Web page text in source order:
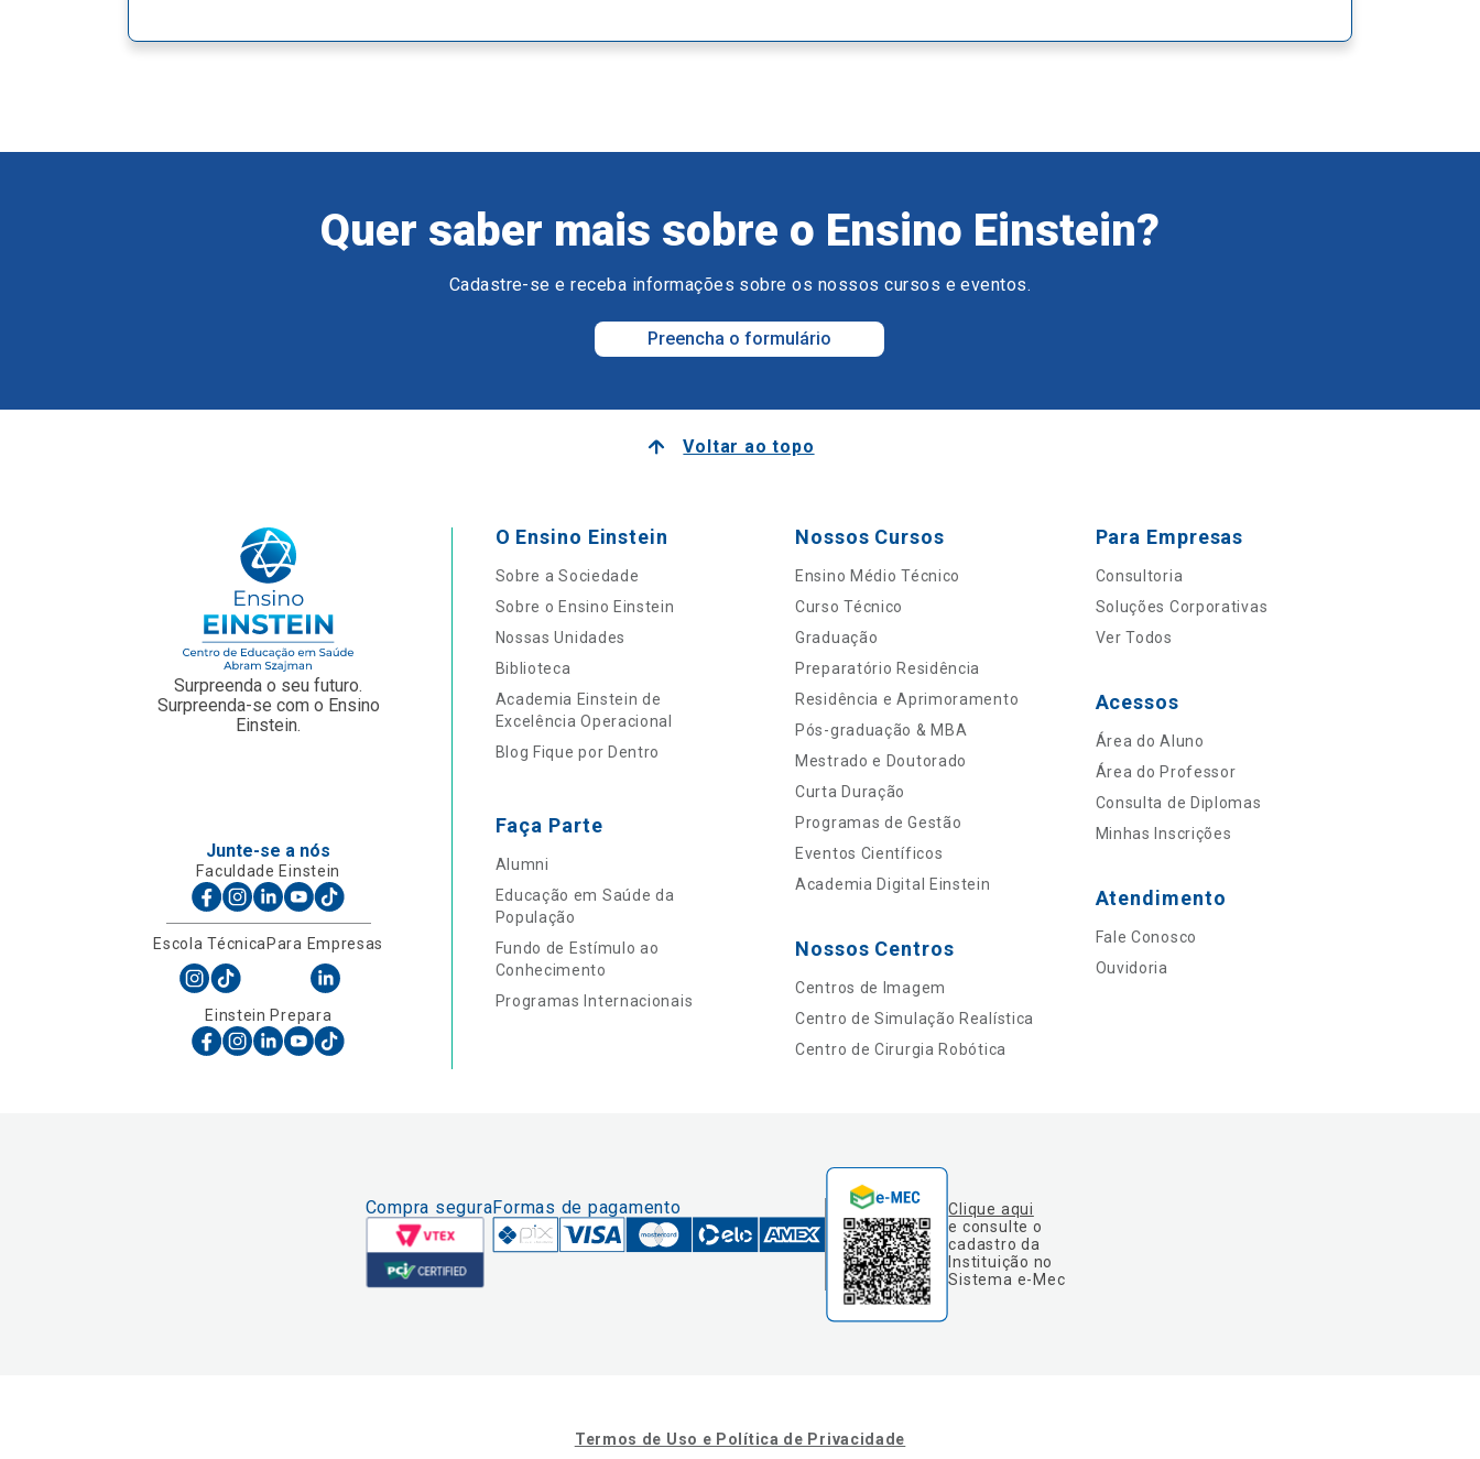
Quer saber mais sobre o Ensino Einstein?
Cadastre-se e receba informações sobre os nossos cursos e eventos.
Preencha o formulário
Voltar ao topo
Surpreenda o seu futuro.
Surpreenda-se com o Ensino
Einstein.
Junte-se a nós
Faculdade Einstein
Escola TécnicaPara Empresas
Einstein Prepara
O Ensino Einstein
Sobre a Sociedade
Sobre o Ensino Einstein
Nossas Unidades
Biblioteca
Academia Einstein de
Excelência Operacional
Blog Fique por Dentro
Faça Parte
Alumni
Educação em Saúde da
População
Fundo de Estímulo ao
Conhecimento
Programas Internacionais
Nossos Cursos
Ensino Médio Técnico
Curso Técnico
Graduação
Preparatório Residência
Residência e Aprimoramento
Pós-graduação & MBA
Mestrado e Doutorado
Curta Duração
Programas de Gestão
Eventos Científicos
Academia Digital Einstein
Nossos Centros
Centros de Imagem
Centro de Simulação Realística
Centro de Cirurgia Robótica
Para Empresas
Consultoria
Soluções Corporativas
Ver Todos
Acessos
Área do Aluno
Área do Professor
Consulta de Diplomas
Minhas Inscrições
Atendimento
Fale Conosco
Ouvidoria
Compra seguraFormas de pagamento
Clique aqui
e consulte o
cadastro da
Instituição no
Sistema e-Mec
Termos de Uso e Política de Privacidade